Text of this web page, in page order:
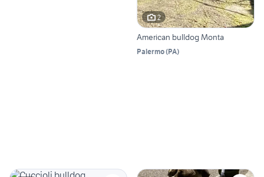
2
American bulldog Monta
Palermo(PA)